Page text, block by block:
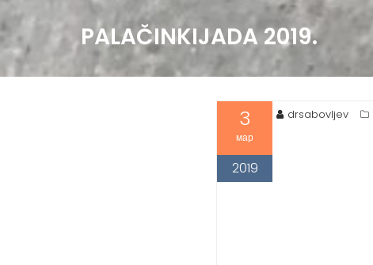
PALAČINKIJADA 2019.
3
мар
2019
drsabovljev